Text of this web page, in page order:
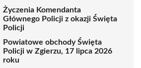
Życzenia Komendanta
Głównego Policji z okazji Święta
Policji
Powiatowe obchody Święta
Policji w Zgierzu, 17 lipca 2026
roku